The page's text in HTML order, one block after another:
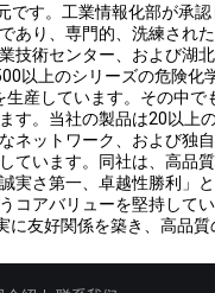
す。工業情報化部が承
あり、専門的、洗練され
術センター、および湖
以上のシリーズの危険化
産しています。その中
す。当社の製品は20以上
ネットワーク、および独
います。同社は、高品
さ第一、卓越性勝利」
コアバリューを堅持して
友好関係を築き、高品